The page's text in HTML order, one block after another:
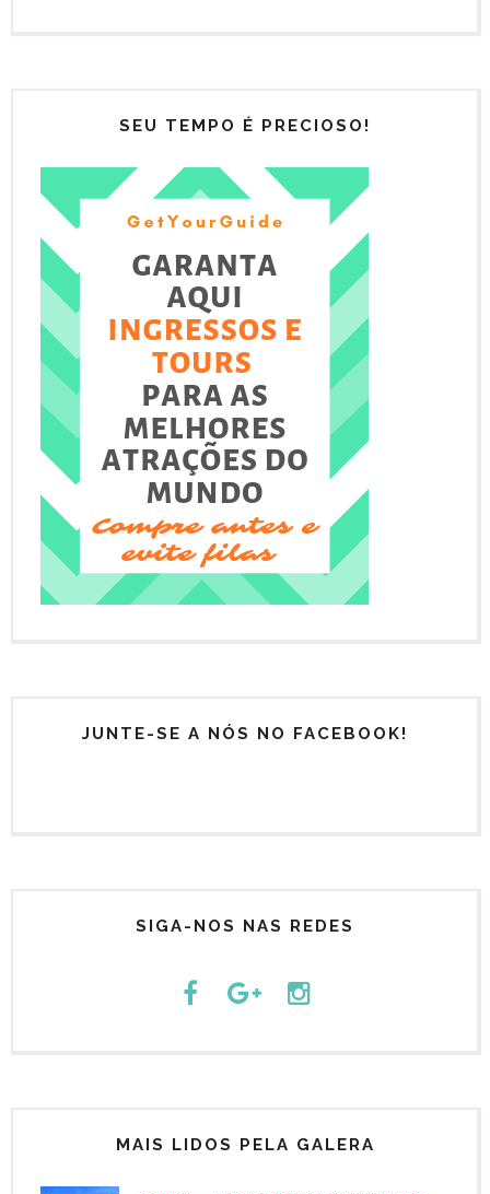
SEU TEMPO É PRECIOSO!
JUNTE-SE A NÓS NO FACEBOOK!
SIGA-NOS NAS REDES
MAIS LIDOS PELA GALERA